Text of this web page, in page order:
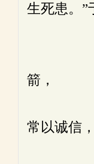
生死患。”
“我
箭，
常以诚信